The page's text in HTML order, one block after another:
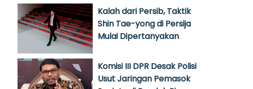
Kalah dari Persib, Taktik
Shin Tae-yong di Persija
Mulai Dipertanyakan
Komisi III DPR Desak Polisi
Usut Jaringan Pemasok